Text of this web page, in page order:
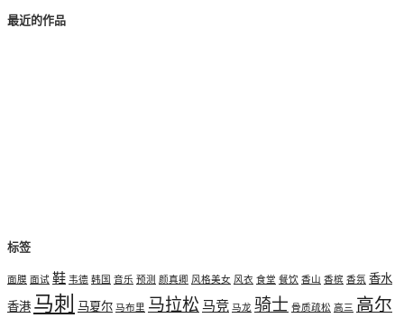
最近的作品
标签
面膜 面试 鞋 韦德 韩国 音乐 预测 颜真卿 风格美女 风衣 食堂 餐饮 香山 香槟 香氛 香水
香港 马刺 马夏尔 马布里 马拉松 马竞 马龙 骑士 骨质疏松 高三 高尔